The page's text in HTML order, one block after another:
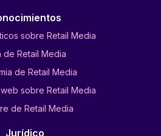
sobre Retail Media
de Retail Media
de Retail Media
sobre Retail Media
de Retail Media
Jurídico